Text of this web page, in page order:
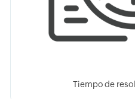
Tiempo de